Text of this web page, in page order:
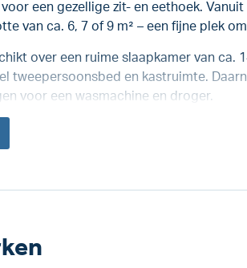
een gezellige zit- en eethoek.
van ca. 6, 7 of 9 m² – een fijne plek
over een ruime slaapkamer van ca.
tweepersoonsbed en kastruimte.
voor een wasmachine en droger.